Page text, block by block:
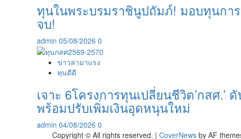
ทุนในพระบรมราชินูปถัมภ์! มอบทุนการ
จบ!
admin 05/08/2026 0
ข่าวล่ามาแรง
ทุนดีดี
เจาะ 6โครงการทุนเปลี่ยนชีวิต’กสศ
พร้อมปรับเพิ่มเงินอุดหนุนใหม่
admin 04/08/2026 0
Copyright © All rights reserved. | CoverNews by AF